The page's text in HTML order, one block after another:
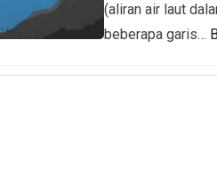
(aliran air laut
beberapa garis…